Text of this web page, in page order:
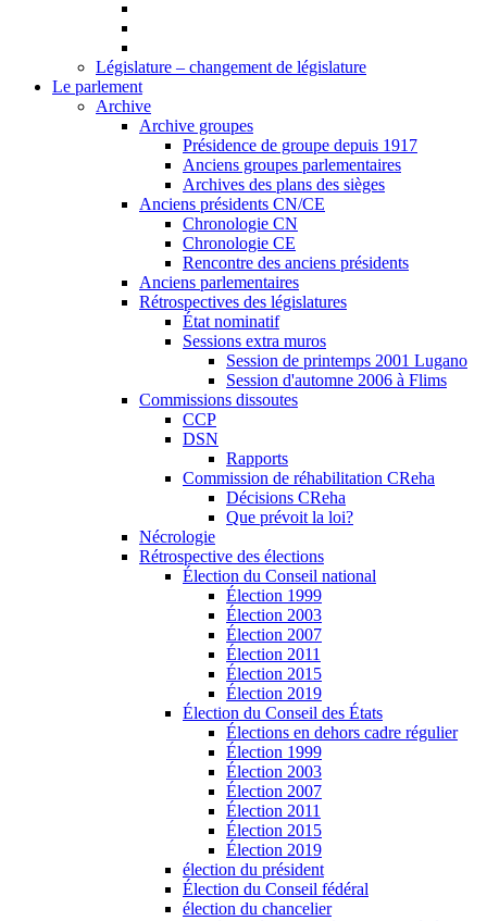
Législature – changement de législature
Le parlement
Archive
Archive groupes
Présidence de groupe depuis 1917
Anciens groupes parlementaires
Archives des plans des sièges
Anciens présidents CN/CE
Chronologie CN
Chronologie CE
Rencontre des anciens présidents
Anciens parlementaires
Rétrospectives des législatures
État nominatif
Sessions extra muros
Session de printemps 2001 Lugano
Session d'automne 2006 à Flims
Commissions dissoutes
CCP
DSN
Rapports
Commission de réhabilitation CReha
Décisions CReha
Que prévoit la loi?
Nécrologie
Rétrospective des élections
Élection du Conseil national
Élection 1999
Élection 2003
Élection 2007
Élection 2011
Élection 2015
Élection 2019
Élection du Conseil des États
Élections en dehors cadre régulier
Élection 1999
Élection 2003
Élection 2007
Élection 2011
Élection 2015
Élection 2019
élection du président
Élection du Conseil fédéral
élection du chancelier